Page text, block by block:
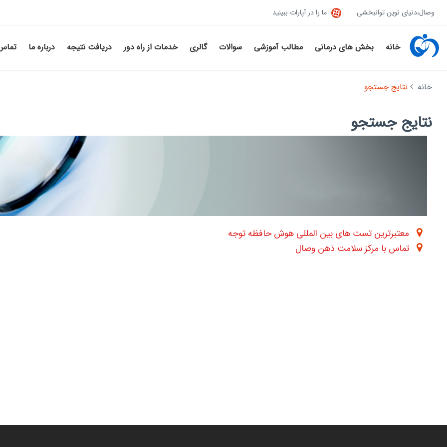
وصال،دنیای نوین توانبخشی ما را در آپارات ببینید
خانه بخش های درمانی مطالب آموزشی سوالات گالری خدمات از راه دور دریافت نتیجه درباره ما
خانه نتایج جستجو
نتایج جستجو
معتبرترین تست های بین المللی هوش حافظه توجه
تماس با مرکز سلامت ذهن وصال